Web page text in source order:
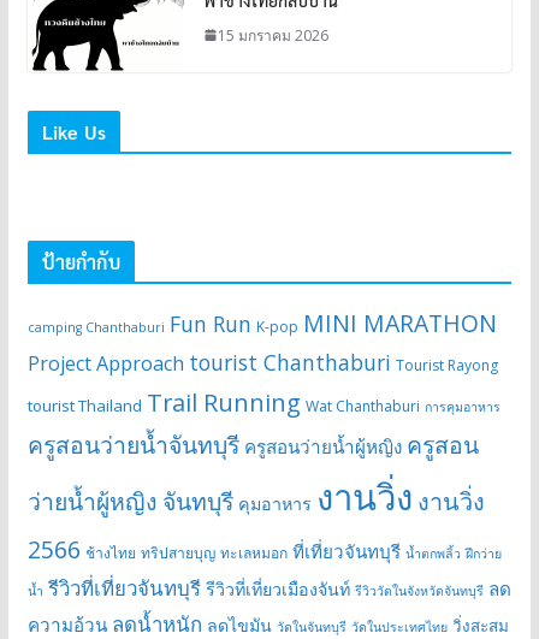
15 มกราคม 2026
Like Us
ป้ายกำกับ
camping Chanthaburi Fun Run K-pop MINI MARATHON
Project Approach tourist Chanthaburi Tourist Rayong
tourist Thailand Trail Running Wat Chanthaburi การคุมอาหาร
ครูสอนว่ายน้ำจันทบุรี ครูสอนว่ายน้ำผู้หญิง ครูสอน
ว่ายน้ำผู้หญิง จันทบุรี คุมอาหาร งานวิ่ง งานวิ่ง
2566 ช้างไทย ทริปสายบุญ ทะเลหมอก ที่เที่ยวจันทบุรี น้ำตกพลิ้ว ฝึกว่าย
น้ำ รีวิวที่เที่ยวจันทบุรี รีวิวที่เที่ยวเมืองจันท์ รีวิววัดในจังหวัดจันทบุรี ลด
ความอ้วน ลดน้ำหนัก ลดไขมัน วัดในจันทบุรี วัดในประเทศไทย วิ่งสะสม